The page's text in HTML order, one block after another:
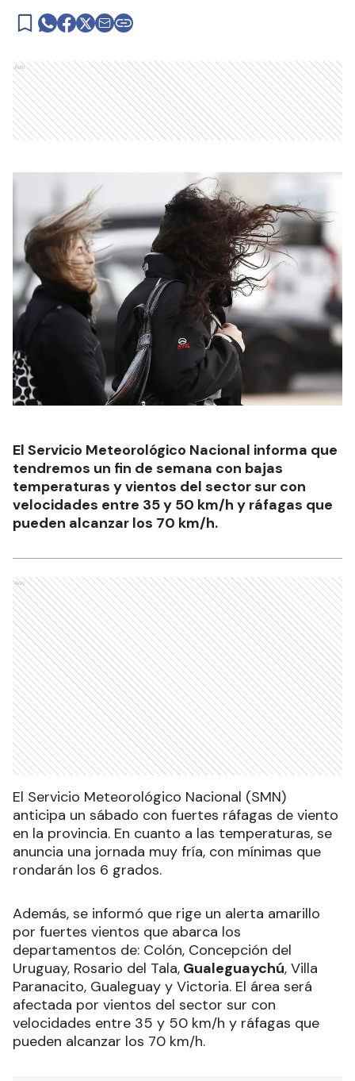
Ads
El Servicio Meteorológico Nacional informa que
tendremos un fin de semana con bajas
temperaturas y vientos del sector sur con
velocidades entre 35 y 50 km/h y ráfagas que
pueden alcanzar los 70 km/h.
Ads
El Servicio Meteorológico Nacional (SMN)
anticipa un sábado con fuertes ráfagas de viento
en la provincia. En cuanto a las temperaturas, se
anuncia una jornada muy fría, con mínimas que
rondarán los 6 grados.
Además, se informó que rige un alerta amarillo
por fuertes vientos que abarca los
departamentos de: Colón, Concepción del
Uruguay, Rosario del Tala, Gualeguaychú, Villa
Paranacito, Gualeguay y Victoria. El área será
afectada por vientos del sector sur con
velocidades entre 35 y 50 km/h y ráfagas que
pueden alcanzar los 70 km/h.